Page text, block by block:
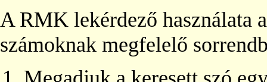
A RMK lekérdező használata
számoknak megfelelő